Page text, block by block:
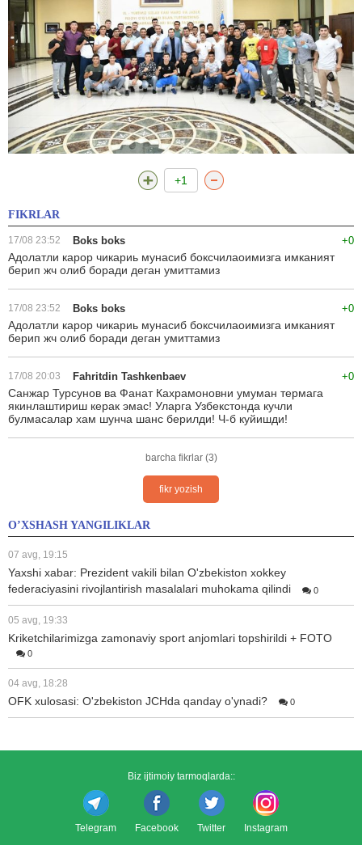
+1
FIKRLAR
+0
17/08 23:52 Boks boks
Адолатли карор чикариь мунасиб боксчилаоимизга имканият
берип жч олиб боради деган умиттамиз
+0
17/08 23:52 Boks boks
Адолатли карор чикариь мунасиб боксчилаоимизга имканият
берип жч олиб боради деган умиттамиз
+0
17/08 20:03 Fahritdin Tashkenbaev
Санжар Турсунов ва Фанат Кахрамоновни умуман термага
якинлаштириш керак эмас! Уларга Узбекстонда кучли
булмасалар хам шунча шанс берилди! Ч-б куйишди!
barcha fikrlar (3)
fikr yozish
O’XSHASH YANGILIKLAR
07 avg, 19:15
Yaxshi xabar: Prezident vakili bilan O'zbekiston xokkey
federaciyasini rivojlantirish masalalari muhokama qilindi
0
05 avg, 19:33
Kriketchilarimizga zamonaviy sport anjomlari topshirildi + FOTO
0
04 avg, 18:28
OFK xulosasi: O'zbekiston JCHda qanday o'ynadi? 0
Biz ijtimoiy tarmoqlarda::
Telegram Facebook Twitter Instagram